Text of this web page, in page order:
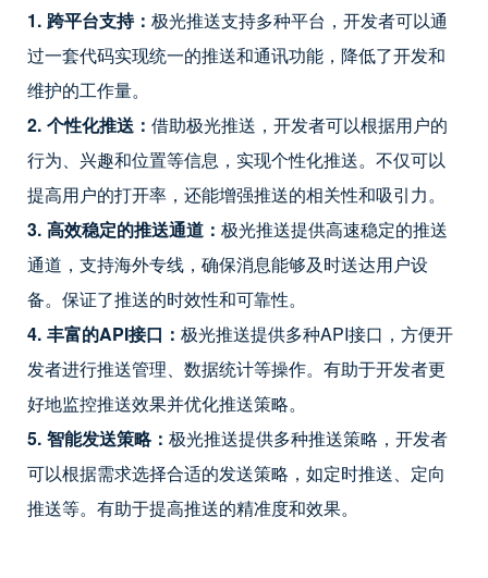
1. 跨平台支持： 极光推送支持多种平台，开发者可以通
过一套代码实现统一的推送和通讯功能，降低了开发和
维护的工作量。
2. 个性化推送： 借助极光推送，开发者可以根据用户的
行为、兴趣和位置等信息，实现个性化推送。不仅可以
提高用户的打开率，还能增强推送的相关性和吸引力。
3. 高效稳定的推送通道： 极光推送提供高速稳定的推送
通道，支持海外专线，确保消息能够及时送达用户设
备。保证了推送的时效性和可靠性。
4. 丰富的API接口： 极光推送提供多种API接口，方便开
发者进行推送管理、数据统计等操作。有助于开发者更
好地监控推送效果并优化推送策略。
5. 智能发送策略： 极光推送提供多种推送策略，开发者
可以根据需求选择合适的发送策略，如定时推送、定向
推送等。有助于提高推送的精准度和效果。